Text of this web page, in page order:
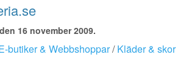
16 november 2009.
butiker & Webbshoppar/Kläder & skor